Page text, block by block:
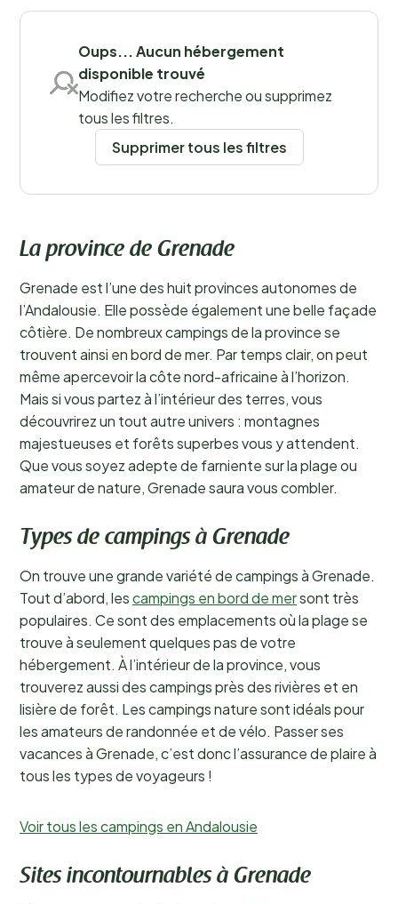
Sauvegarder les filtres
Oups... Aucun hébergement
disponible trouvé
Modifiez votre recherche ou supprimez
tous les filtres.
Supprimer tous les filtres
La province de Grenade
Grenade est l’une des huit provinces autonomes de
l’Andalousie. Elle possède également une belle façade
côtière. De nombreux campings de la province se
trouvent ainsi en bord de mer. Par temps clair, on peut
même apercevoir la côte nord-africaine à l’horizon.
Mais si vous partez à l’intérieur des terres, vous
découvrirez un tout autre univers : montagnes
majestueuses et forêts superbes vous y attendent.
Que vous soyez adepte de farniente sur la plage ou
amateur de nature, Grenade saura vous combler.
Types de campings à Grenade
On trouve une grande variété de campings à Grenade.
Tout d’abord, lescampings en bord de mersont très
populaires. Ce sont des emplacements où la plage se
trouve à seulement quelques pas de votre
hébergement. À l’intérieur de la province, vous
trouverez aussi des campings près des rivières et en
lisière de forêt. Les campings nature sont idéals pour
les amateurs de randonnée et de vélo. Passer ses
vacances à Grenade, c’est donc l’assurance de plaire à
tous les types de voyageurs !
Voir tous les campings en Andalousie
Sites incontournables à Grenade